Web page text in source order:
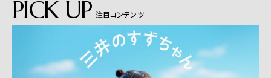
PICK UP 注目コンテンツ